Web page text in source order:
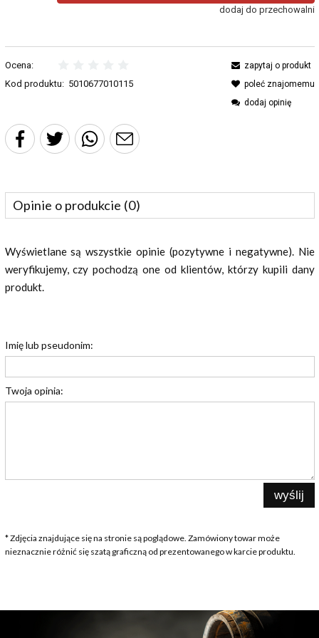
dodaj do przechowalni
Ocena:
Kod produktu: 5010677010115
zapytaj o produkt
poleć znajomemu
dodaj opinię
Opinie o produkcie (0)
Wyświetlane są wszystkie opinie (pozytywne i negatywne). Nie
weryfikujemy, czy pochodzą one od klientów, którzy kupili dany
produkt.
Imię lub pseudonim:
Twoja opinia:
wyślij
* Zdjęcia znajdujące się na stronie są poglądowe. Zamówiony towar może
nieznacznie różnić się szatą graficzną od prezentowanego w karcie produktu.